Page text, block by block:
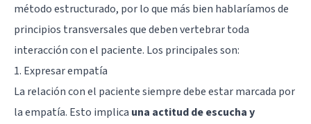
método estructurado, por lo que más bien hablaríamos de
principios transversales que deben vertebrar toda
interacción con el paciente. Los principales son:
1. Expresar empatía
La relación con el paciente siempre debe estar marcada por
la empatía. Esto implica una actitud de escucha y